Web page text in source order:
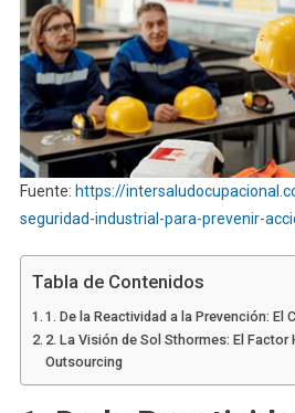
Fuente: https://
seguridad-industrial-para-prevenir-
Tabla de Contenidos
1. De la Reactividad a la Prevención: El
2. La Visión de Sol Sthormes: El Factor
Outsourcing